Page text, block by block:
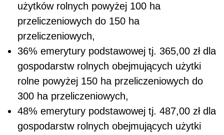
użytków rolnych powyżej 100 ha
przeliczeniowych do 150 ha
przeliczeniowych,
36% emerytury podstawowej tj. 365,00 zł dla
gospodarstw rolnych obejmujących użytki
rolne powyżej 150 ha przeliczeniowych do
300 ha przeliczeniowych,
48% emerytury podstawowej tj. 487,00 zł dla
gospodarstw rolnych obejmujących użytki